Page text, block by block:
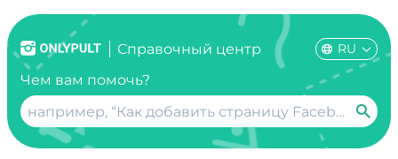
Справочный центр RU
Чем вам помочь?